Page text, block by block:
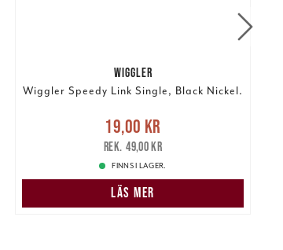
WIGGLER
Wiggler Speedy Link Single, Black Nickel.
Nuvarande pris:19,00 kr
pris:49,00 kr
19,00 kr
49,00 kr
FINNS I LAGER.
LÄS MER